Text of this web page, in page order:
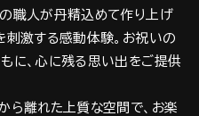
職人が丹精込めて作り上げ
刺激する感動体験。お祝いの
に、心に残る思い出をご提供
ら離れた上質な空間で、お楽